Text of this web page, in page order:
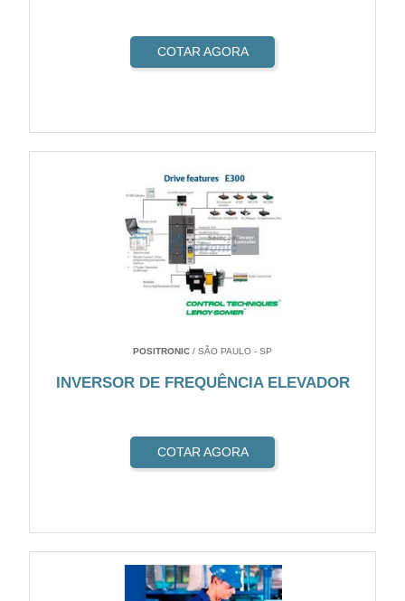
COTAR AGORA
POSITRONIC / SÃO PAULO - SP
INVERSOR DE FREQUÊNCIA ELEVADOR
COTAR AGORA